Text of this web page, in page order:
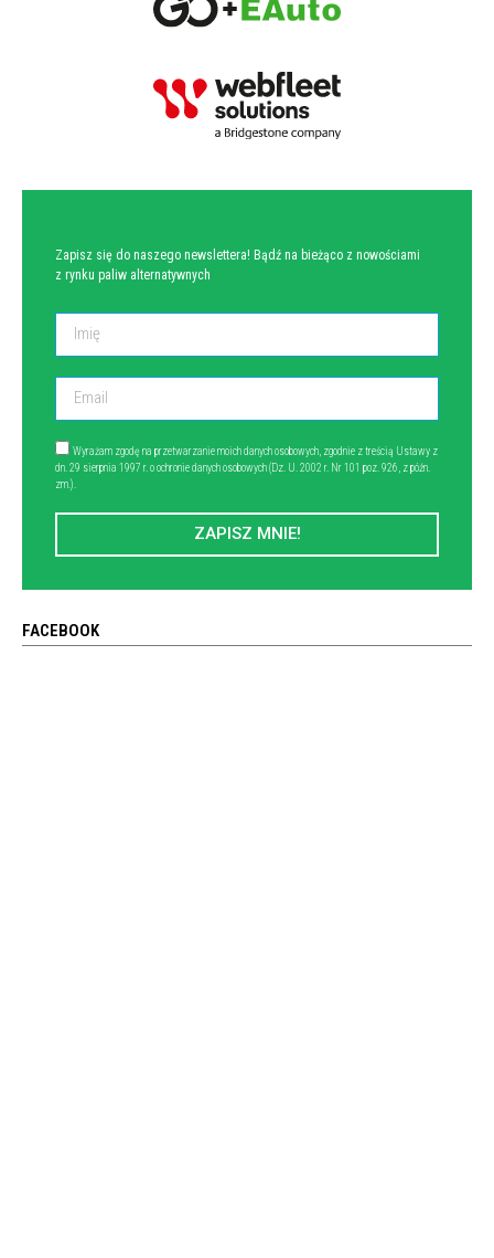
Zapisz się do naszego newslettera! Bądź na bieżąco z nowościami
z rynku paliw alternatywnych
Wyrażam zgodę na przetwarzanie moich danych osobowych, zgodnie z treścią Ustawy z
dn. 29 sierpnia 1997 r. o ochronie danych osobowych (Dz. U. 2002 r. Nr 101 poz. 926, z późn.
zm.).
ZAPISZ MNIE!
FACEBOOK